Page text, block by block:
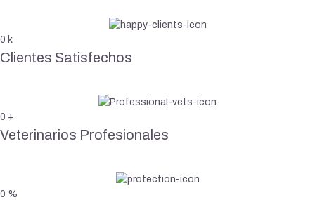
0 k
Clientes Satisfechos
0 +
Veterinarios Profesionales
0 %